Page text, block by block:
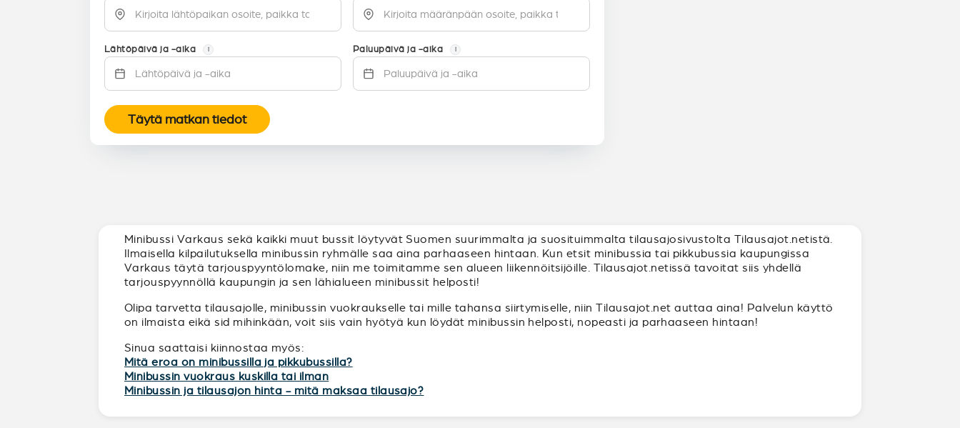
Lähtöpäivä ja -aika i Paluupäivä ja -aika i
Täytä matkan tiedot
Minibussi Varkaus sekä kaikki muut bussit löytyvät Suomen suurimmalta ja suosituimmalta tilausajosivustolta Tilausajot.netistä.
Ilmaisella kilpailutuksella minibussin ryhmälle saa aina parhaaseen hintaan. Kun etsit minibussia tai pikkubussia kaupungissa
Varkaus täytä tarjouspyyntölomake, niin me toimitamme sen alueen liikennöitsijöille. Tilausajot.netissä tavoitat siis yhdellä
tarjouspyynnöllä kaupungin ja sen lähialueen minibussit helposti!
Olipa tarvetta tilausajolle, minibussin vuokraukselle tai mille tahansa siirtymiselle, niin Tilausajot.net auttaa aina! Palvelun käyttö
on ilmaista eikä sid mihinkään, voit siis vain hyötyä kun löydät minibussin helposti, nopeasti ja parhaaseen hintaan!
Sinua saattaisi kiinnostaa myös:
Mitä eroa on minibussilla ja pikkubussilla?
Minibussin vuokraus kuskilla tai ilman
Minibussin ja tilausajon hinta - mitä maksaa tilausajo?